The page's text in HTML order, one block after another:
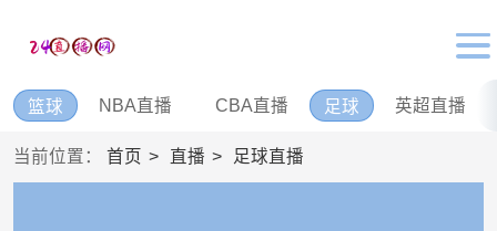
篮球 NBA直播 CBA直播 足球 英超直播
当前位置： 首页 直播 足球直播